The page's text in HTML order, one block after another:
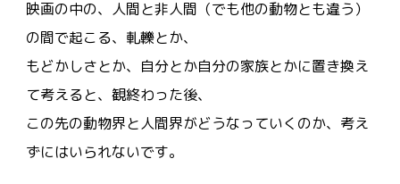
映画の中の、人間と非人間（でも他の動物とも違う）
の間で起こる、軋轢とか、
もどかしさとか、自分とか自分の家族とかに置き換え
て考えると、観終わった後、
この先の動物界と人間界がどうなっていくのか、考え
ずにはいられないです。